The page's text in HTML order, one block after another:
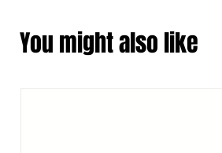
You might also like